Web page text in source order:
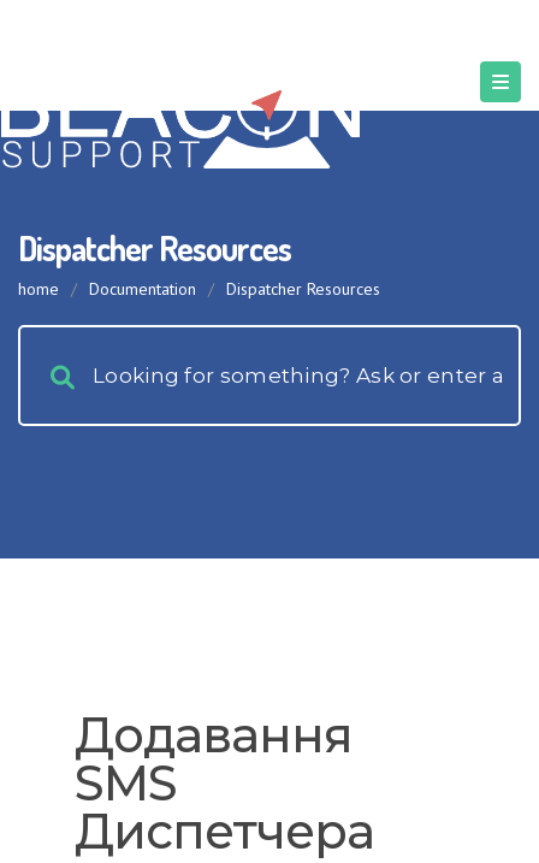
Dispatcher Resources
home / Documentation / Dispatcher Resources
Додавання
SMS
Диспетчера